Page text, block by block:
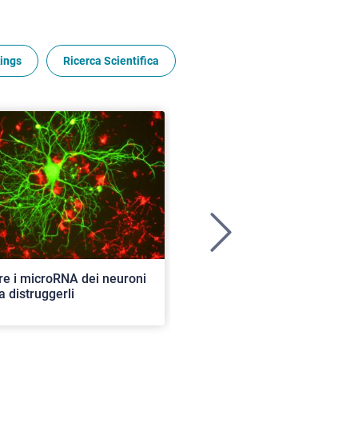
Ricerca Scientifica
i microRNA dei neuroni
distruggerli